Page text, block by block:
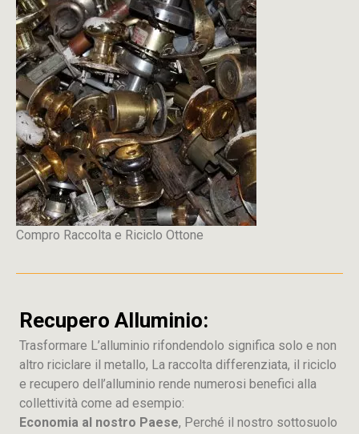
Compro Raccolta e Riciclo Ottone
Recupero Alluminio:
Trasformare L’alluminio rifondendolo significa solo e non
altro riciclare il metallo, La raccolta differenziata, il riciclo
e recupero dell’alluminio rende numerosi benefici alla
collettività come ad esempio:
Economia al nostro Paese, Perché il nostro sottosuolo